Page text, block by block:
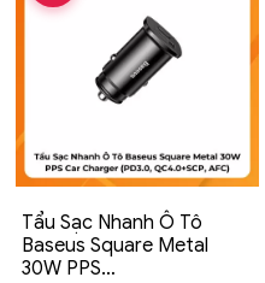
Tẩu Sạc Nhanh Ô Tô
Baseus Square Metal
30W PPS…